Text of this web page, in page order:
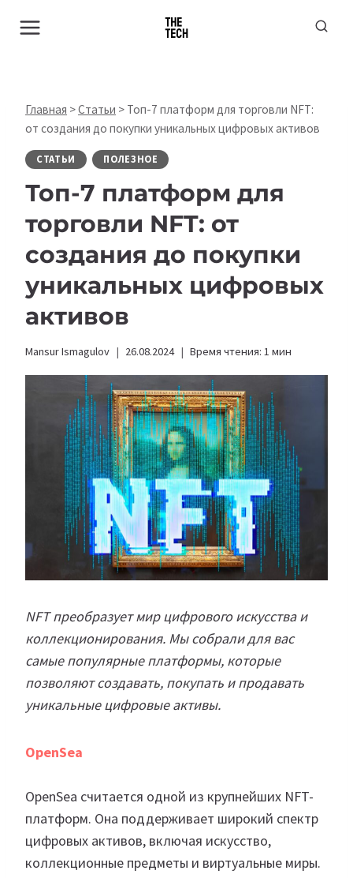
Главная >Статьи > Топ-7 платформ для торговли NFT:
от создания до покупки уникальных цифровых активов
СТАТЬИ ПОЛЕЗНОЕ
Топ-7 платформ для
торговли NFT: от
создания до покупки
уникальных цифровых
активов
Mansur Ismagulov 26.08.2024 Время чтения: 1 мин
NFT преобразует мир цифрового искусства и
коллекционирования. Мы собрали для вас
самые популярные платформы, которые
позволяют создавать, покупать и продавать
уникальные цифровые активы.
OpenSea
OpenSea считается одной из крупнейших NFT-
платформ. Она поддерживает широкий спектр
цифровых активов, включая искусство,
коллекционные предметы и виртуальные миры.